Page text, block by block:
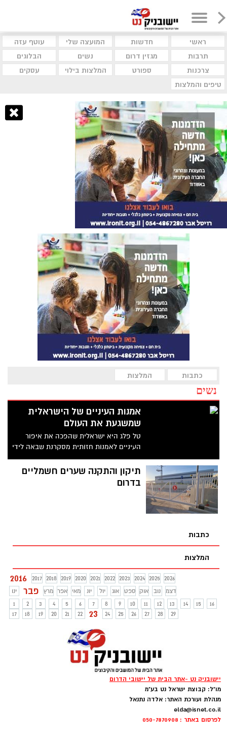
ראשי חדשות המועצה שלי
עוטף עזה
תרבות
מגזין דרום נשים
הבלוגים
צרכנות
ספורט המלצות בילוי
עסקים
טיפים והמלצות
כתבות המלצות
נשים
אמנות העיניים של הישראלית
שמשגעת את העולם
טל פלג היא ישראלית שהפכה את איפור
העיניים לאמנות חזותית מסקרנת שבאה לידי
ביטוי ומשלבת בין שלוש תשוקות שלה: צילום,
איפור ואיור.
תיקון והתקנה שערים חשמליים
בדרום
כתבות
המלצות
2016 2017 2018 2019 2020 2021 2022 2023 2024 2025
2026
ינו
פבר מרץ אפר מאי יונ יול אוג ספט אוק נוב
דצמ
1
2 3 4 5 6 7 8 9 10 11 12 13 14 15
16
17
18 19 20 21 22 23 24 25 26 27 28 29
יישובניק נט -אתר הבית של יישובי הדרום
מו"ל: קבוצת ישראל נט בע"מ
מנהלת ועורכת האתר: אלדה נתנאל
elda@isnet.co.il
לפרסום באתר : 050-7870908